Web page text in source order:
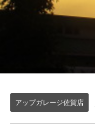
アップガレージ佐賀店